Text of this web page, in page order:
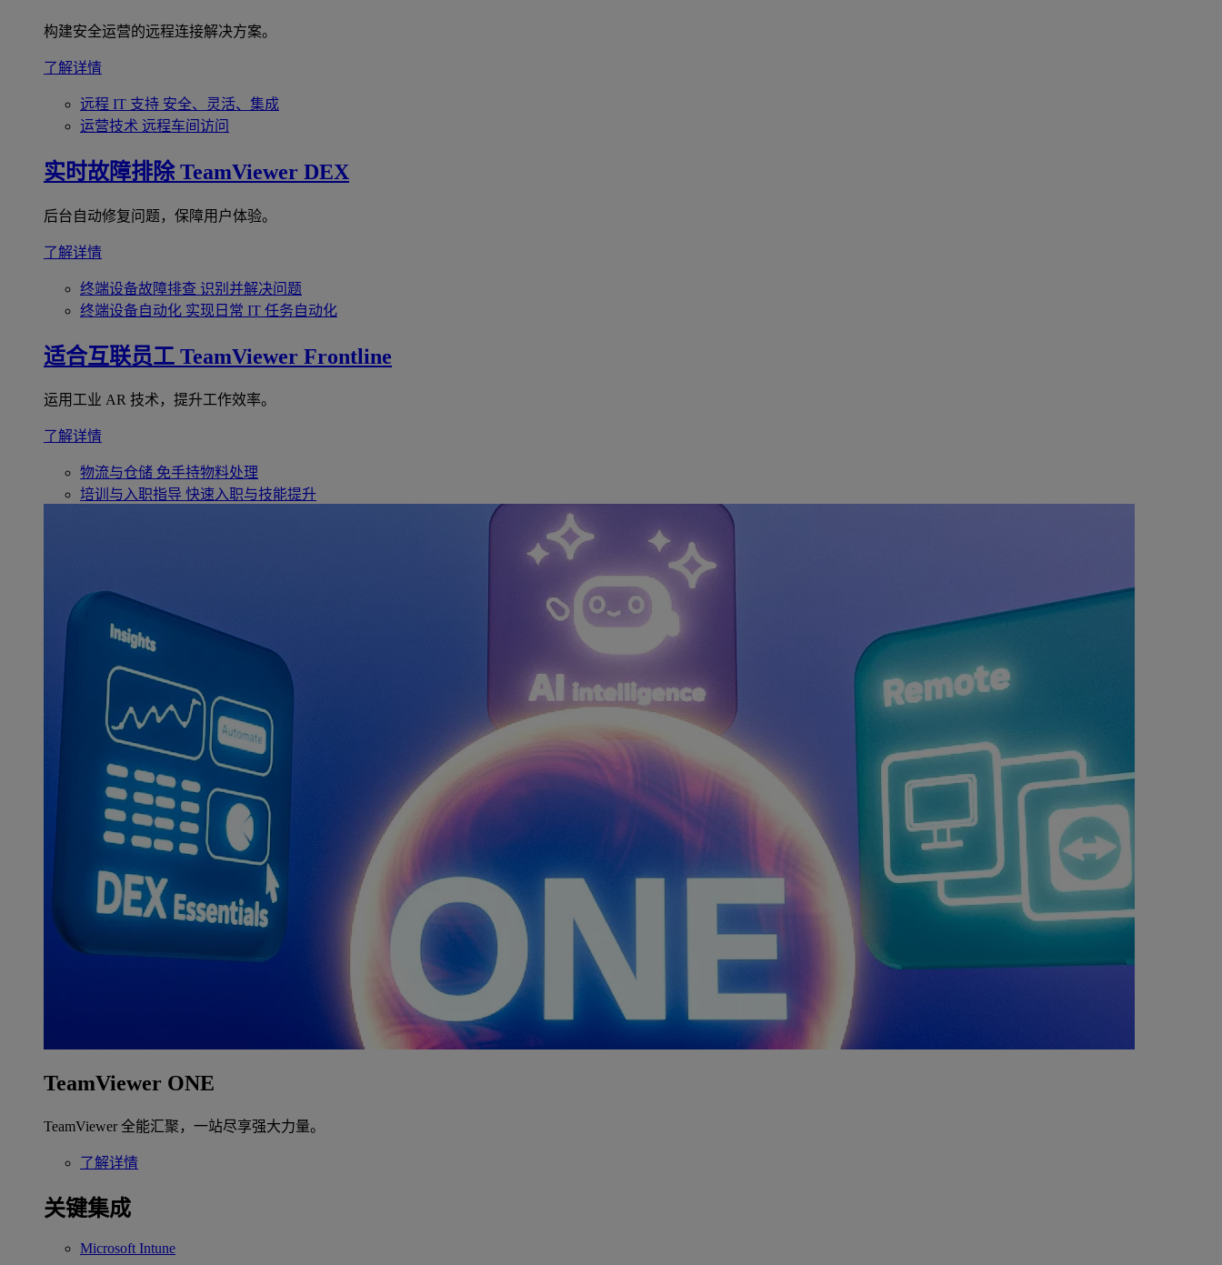
构建安全运营的远程连接解决方案。
了解详情
远程 IT 支持 安全、灵活、集成
运营技术 远程车间访问
实时故障排除 TeamViewer DEX
后台自动修复问题，保障用户体验。
了解详情
终端设备故障排查 识别并解决问题
终端设备自动化 实现日常 IT 任务自动化
适合互联员工 TeamViewer Frontline
运用工业 AR 技术，提升工作效率。
了解详情
物流与仓储 免手持物料处理
培训与入职指导 快速入职与技能提升
TeamViewer ONE
TeamViewer 全能汇聚，一站尽享强大力量。
了解详情
关键集成
Microsoft Intune